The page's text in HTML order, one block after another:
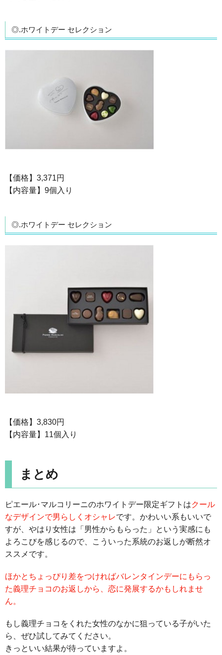
◎.ホワイトデー セレクション
【価格】3,371円
【内容量】9個入り
◎.ホワイトデー セレクション
【価格】3,830円
【内容量】11個入り
まとめ
ピエール･マルコリーニのホワイトデー限定ギフトはクール
なデザインで男らしくオシャレです。かわいい系もいいで
すが、やはり女性は「男性からもらった」という実感にも
よろこびを感じるので、こういった系統のお返しが断然オ
ススメです。
ほかとちょっぴり差をつければバレンタインデーにもらっ
た義理チョコのお返しから、恋に発展するかもしれませ
ん。
もし義理チョコをくれた女性のなかに狙っている子がいた
ら、ぜひ試してみてください。
きっといい結果が待っていますよ。